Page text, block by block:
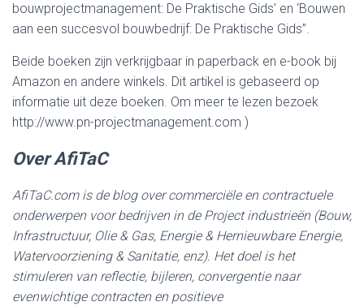
bouwprojectmanagement: De Praktische Gids’ en ‘Bouwen
aan een succesvol bouwbedrijf: De Praktische Gids”.
Beide boeken zijn verkrijgbaar in paperback en e-book bij
Amazon en andere winkels. Dit artikel is gebaseerd op
informatie uit deze boeken. Om meer te lezen bezoek
http://www.pn-projectmanagement.com )
Over AfiTaC
AfiTaC.com is de blog over commerciële en contractuele
onderwerpen voor bedrijven in de Project industrieën (Bouw,
Infrastructuur, Olie & Gas, Energie & Hernieuwbare Energie,
Watervoorziening & Sanitatie, enz). Het doel is het
stimuleren van reflectie, bijleren, convergentie naar
evenwichtige contracten en positieve